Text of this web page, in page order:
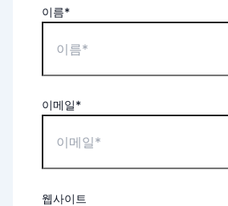
이름*
이메일*
웹사이트